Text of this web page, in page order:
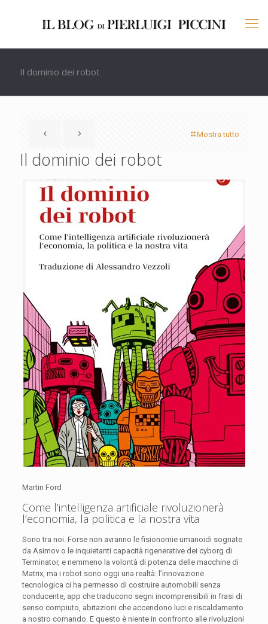
Il dominio dei robot
Mostra tutto
Il dominio dei robot
Martin Ford
Come l’intelligenza artificiale rivoluzionerà
l’economia, la politica e la nostra vita
Sono tra noi. Forse non avranno le fisionomie umanoidi sognate
da Asimov o le inquietanti capacità rigenerative dei cyborg di
Terminator, e nemmeno la volontà di potenza delle macchine di
Matrix, ma i robot sono oggi una realtà: l’innovazione
tecnologica ci ha permesso di costruire automobili senza
conducente, app che traducono segni incomprensibili in frasi di
senso compiuto, abitazioni che accendono luci e riscaldamento
a nostro comando. E questo è niente in confronto alle rivoluzioni